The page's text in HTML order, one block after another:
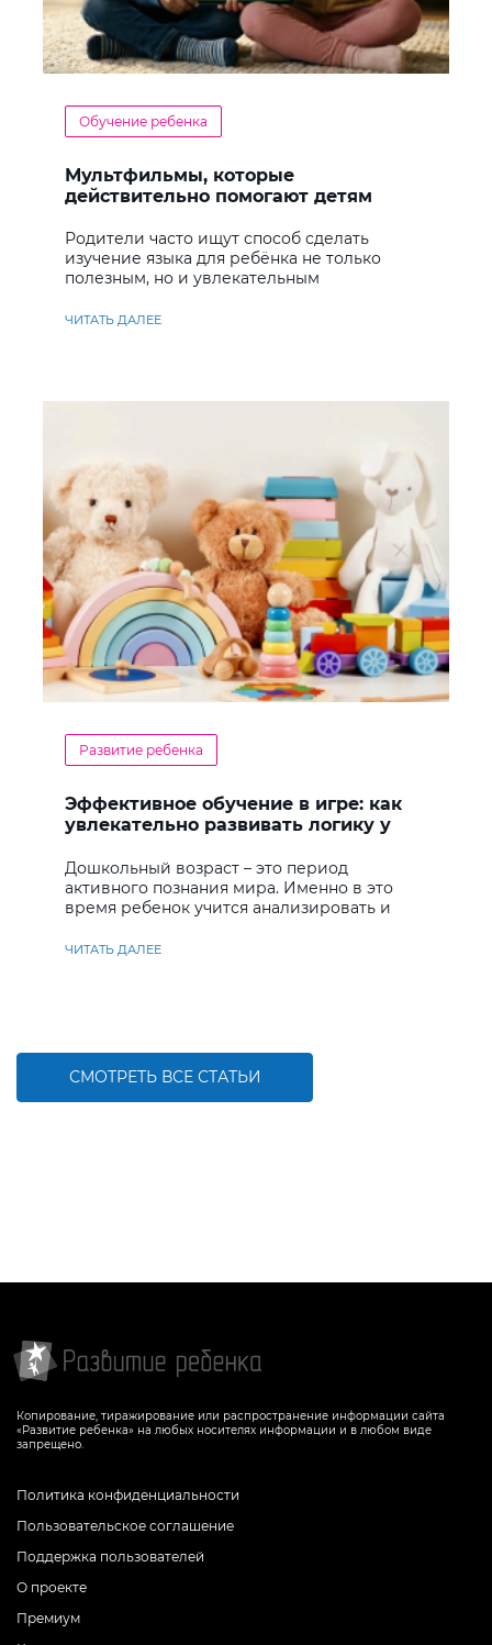
Обучение ребенка
Мультфильмы, которые
действительно помогают детям
Родители часто ищут способ сделать
изучение языка для ребёнка не только
полезным, но и увлекательным
ЧИТАТЬ ДАЛЕЕ
Развитие ребенка
Эффективное обучение в игре: как
увлекательно развивать логику у
Дошкольный возраст – это период
активного познания мира. Именно в это
время ребенок учится анализировать и
ЧИТАТЬ ДАЛЕЕ
СМОТРЕТЬ ВСЕ СТАТЬИ
Копирование, тиражирование или распространение информации сайта
«Развитие ребенка» на любых носителях информации и в любом виде
запрещено.
Политика конфиденциальности
Пользовательское соглашение
Поддержка пользователей
О проекте
Премиум